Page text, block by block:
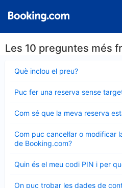
Les 10 preguntes més
Què inclou el preu?
tancat
Puc fer una reserva sense
tancat
Com sé que la meva reserva
tancat
Com puc cancel·lar o modificar
de Booking.com?
tancat
Quin és el meu codi PIN i per
tancat
On puc trobar les dades de